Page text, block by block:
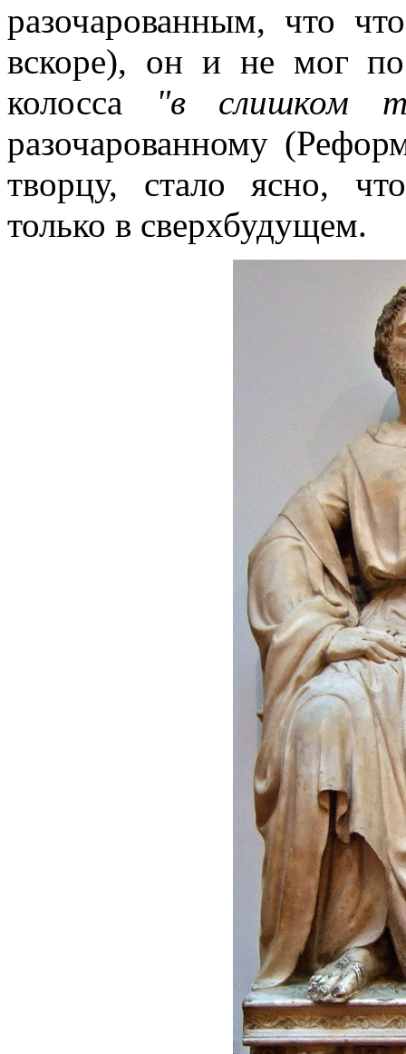
разочарованным, что
вскоре), он и не мог
колосса
"в слишком
разочарованному
творцу, стало ясно,
только в сверхбудущем.